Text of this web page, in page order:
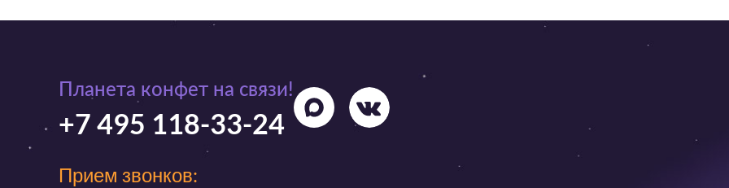
Планета конфет на связи!
+7 495 118-33-24
Прием звонков: